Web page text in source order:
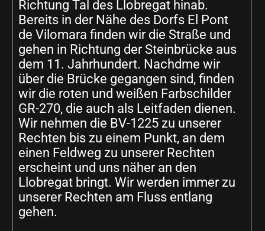
Richtung Tal des Llobregat hinab.
Bereits in der Nähe des Dorfs El Pont
de Vilomara finden wir die Straße und
gehen in Richtung der Steinbrücke aus
dem 11. Jahrhundert. Nachdme wir
über die Brücke gegangen sind, finden
wir die roten und weißen Farbschilder
GR-270, die auch als Leitfaden dienen.
Wir nehmen die BV-1225 zu unserer
Rechten bis zu einem Punkt, an dem
einen Feldweg zu unserer Rechten
erscheint und uns näher an den
Llobregat bringt. Wir werden immer zu
unserer Rechten am Fluss entlang
gehen.